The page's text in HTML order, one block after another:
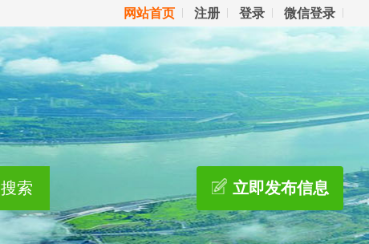
网站首页 注册 登录 微信登录
搜索 立即发布信息